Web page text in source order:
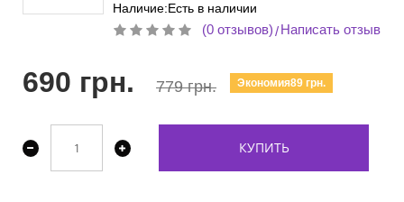
Наличие:Есть в наличии
(0 отзывов)/Написать отзыв
690 грн. 779 грн. Экономия89 грн.
КУПИТЬ